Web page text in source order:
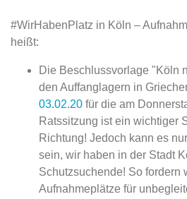
#WirHabenPlatz in Köln –
heißt:
Die Beschlussvorlage "Köln
den Auffanglagern in
03.02.20 für die am
Ratssitzung ist ein wichtiger
Richtung! Jedoch kann es
sein, wir haben in der Stadt
Schutzsuchende! So fordern
Aufnahmeplätze für